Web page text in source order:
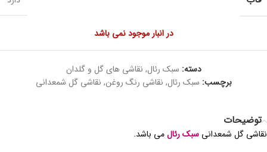
در انبار موجود نمی باشد
دسته: سبک رئال, نقاشی های گل و گلدان
برچسب: سبک رئال, نقاشی رنگ روغن, نقاشی گل شمعدانی
توضیحات
نقاشی گل شمعدانی سبک رئالمی باشد.